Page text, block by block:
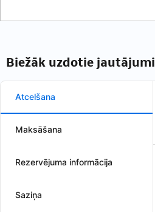
Biežāk uzdotie jautājumi
Atcelšana
Maksāšana
Rezervējuma informācija
Saziņa